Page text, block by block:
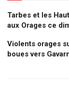
Tarbes et les
aux Orages ce
Violents orages
boues vers